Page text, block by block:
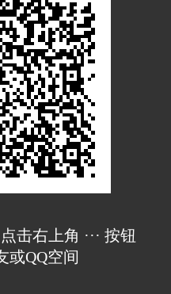
击右上角 ··· 按钮
或QQ空间